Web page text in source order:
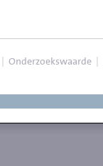
| Onderzoekswaarde |